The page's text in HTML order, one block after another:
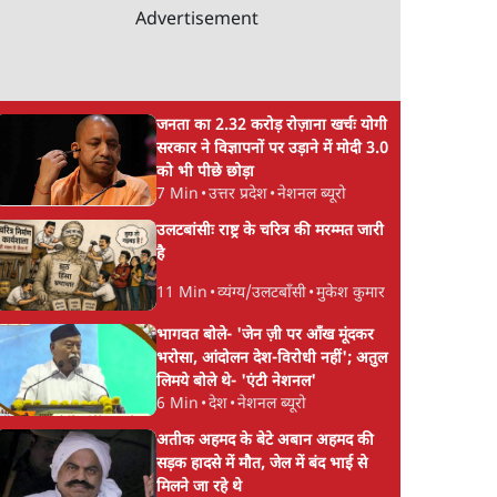
Advertisement
जनता का 2.32 करोड़ रोज़ाना खर्चः योगी
सरकार ने विज्ञापनों पर उड़ाने में मोदी 3.0
को भी पीछे छोड़ा
7 Min •उत्तर प्रदेश•नेशनल ब्यूरो
उलटबांसीः राष्ट्र के चरित्र की मरम्मत जारी
है
11 Min •व्यंग्य/उलटबाँसी•मुकेश कुमार
भागवत बोले- 'जेन ज़ी पर आँख मूंदकर
भरोसा, आंदोलन देश-विरोधी नहीं'; अतुल
लिमये बोले थे- 'एंटी नेशनल'
6 Min •देश•नेशनल ब्यूरो
अतीक अहमद के बेटे अबान अहमद की
सड़क हादसे में मौत, जेल में बंद भाई से
मिलने जा रहे थे